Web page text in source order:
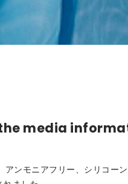
media
ンモニアフリー、シリコー